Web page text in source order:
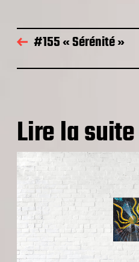
#155 « Sérénité »
Lire la suite